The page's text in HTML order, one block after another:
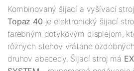
Kombinovaný šijací a vyšívací stroj
Topaz 40 je elektronický šijací
farebným dotykovým displejom,
rôznych stehov vrátane
druhov abecedy. Šijací stroj má